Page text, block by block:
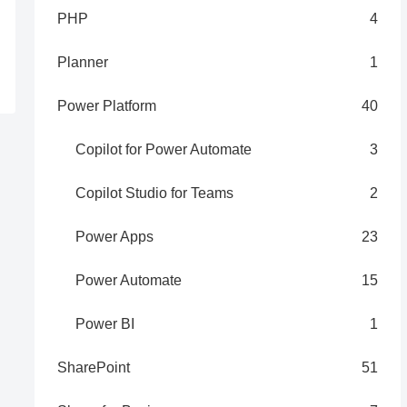
PHP 4
Planner 1
Power Platform 40
Copilot for Power Automate 3
Copilot Studio for Teams 2
Power Apps 23
Power Automate 15
Power BI 1
SharePoint 51